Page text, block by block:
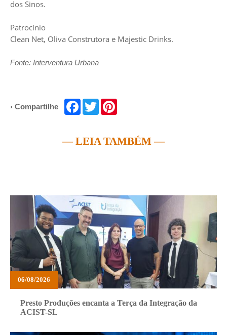
dos Sinos.
Patrocínio
Clean Net, Oliva Construtora e Majestic Drinks.
Fonte: Interventura Urbana
› Compartilhe Facebook
Twitter
— LEIA TAMBÉM —
06/08/2026
Presto Produções encanta a Terça da Integração da
ACIST-SL